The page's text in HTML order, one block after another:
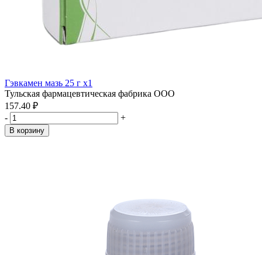
Гэвкамен мазь 25 г x1
Тульская фармацевтическая фабрика ООО
157.40 ₽
-
+
В корзину